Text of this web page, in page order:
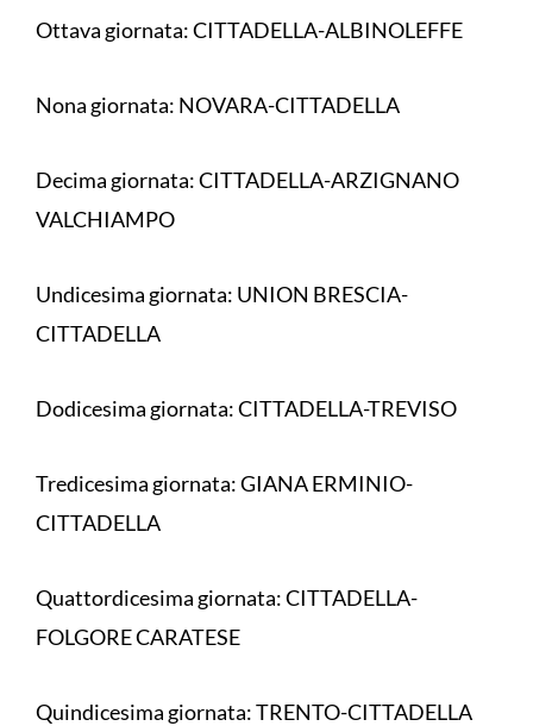
Ottava giornata: CITTADELLA-ALBINOLEFFE
Nona giornata: NOVARA-CITTADELLA
Decima giornata: CITTADELLA-ARZIGNANO
VALCHIAMPO
Undicesima giornata: UNION BRESCIA-
CITTADELLA
Dodicesima giornata: CITTADELLA-TREVISO
Tredicesima giornata: GIANA ERMINIO-
CITTADELLA
Quattordicesima giornata: CITTADELLA-
FOLGORE CARATESE
Quindicesima giornata: TRENTO-CITTADELLA